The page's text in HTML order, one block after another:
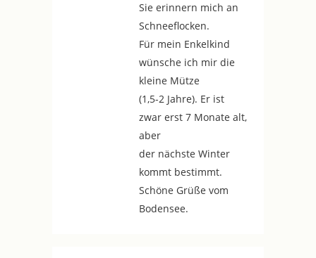
Sie erinnern mich an
Schneeflocken.
Für mein Enkelkind
wünsche ich mir die
kleine Mütze
(1,5-2 Jahre). Er ist
zwar erst 7 Monate alt,
aber
der nächste Winter
kommt bestimmt.
Schöne Grüße vom
Bodensee.